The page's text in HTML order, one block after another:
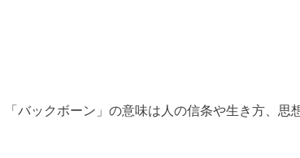
バックボーン」の意味は人の信条や生き方、